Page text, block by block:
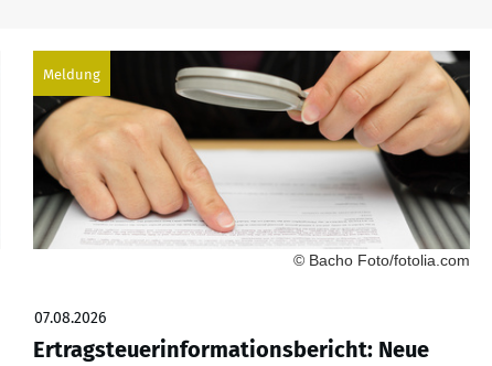
Meldung
© Bacho Foto/fotolia.com
07.08.2026
Ertragsteuerinformationsbericht: Neue